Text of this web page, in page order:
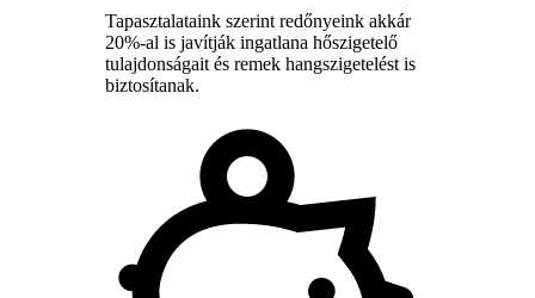
Tapasztalataink szerint redőnyeink akkár
20%-al is javítják ingatlana hőszigetelő
tulajdonságait és remek hangszigetelést is
biztosítanak.